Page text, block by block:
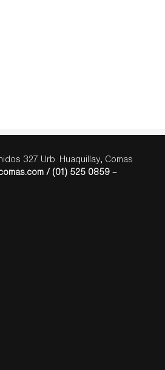
327 Urb. Huaquillay, Comas
/ (01) 525 0859 –